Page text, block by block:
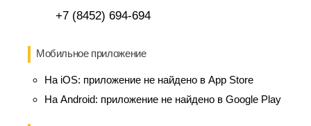
+7 (8452) 694-694
Мобильное приложение
На iOS: приложение не найдено в App Store
На Android: приложение не найдено в Google Play